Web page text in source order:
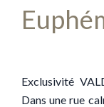
Exclusivité
Dans une rue